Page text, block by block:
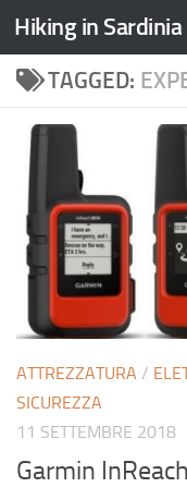
Hiking in Sardinia
TAGGED:
ATTREZZATURA /
SICUREZZA
11 SETTEMBRE 2018
Garmin